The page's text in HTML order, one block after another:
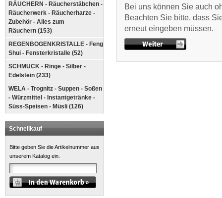
RÄUCHERN - Räucherstäbchen -
Räucherwerk - Räucherharze -
Zubehör - Alles zum
Räuchern (153)
REGENBOGENKRISTALLE - Feng
Shui - Fensterkristalle (52)
SCHMUCK - Ringe - Silber -
Edelstein (233)
WELA - Trognitz - Suppen - Soßen
- Würzmittel - Instantgetränke -
Süss-Speisen - Müsli (126)
Schnellkauf
Bitte geben Sie die Artikelnummer aus
unserem Katalog ein.
Bei uns können Sie auch
Beachten Sie bitte, dass
erneut eingeben müssen.